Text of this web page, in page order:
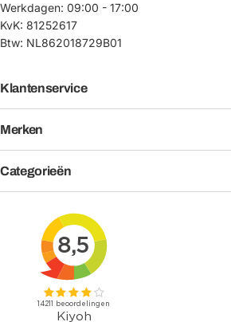
Werkdagen: 09:00 - 17:00
KvK: 81252617
Btw: NL862018729B01
Klantenservice
Merken
Categorieën